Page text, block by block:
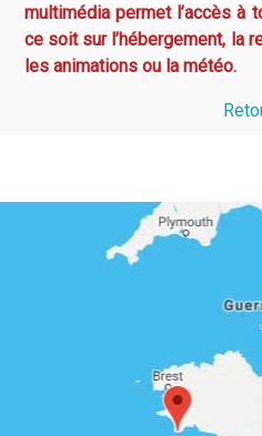
multimédia permet l’accès à
ce soit sur l’hébergement, la
les animations ou la météo.